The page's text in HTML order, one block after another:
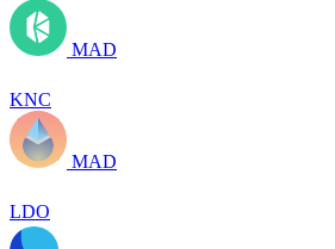
MAD
KNC
MAD
LDO